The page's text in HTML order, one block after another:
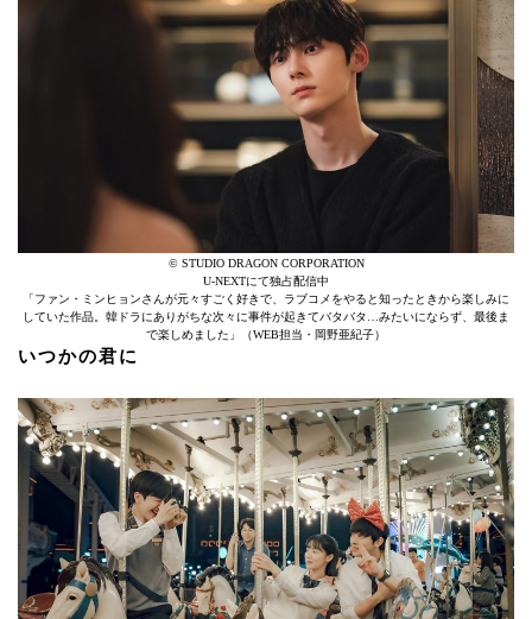
© STUDIO DRAGON CORPORATION
U-NEXTにて独占配信中
「ファン・ミンヒョンさんが元々すごく好きで、ラブコメをやると知ったときから楽しみに
していた作品。韓ドラにありがちな次々に事件が起きてバタバタ…みたいにならず、最後ま
で楽しめました」（WEB担当・岡野亜紀子）
いつかの君に